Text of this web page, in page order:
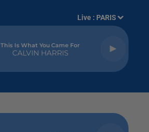
Live : PARIS
This Is What You Came For
CALVIN HARRIS